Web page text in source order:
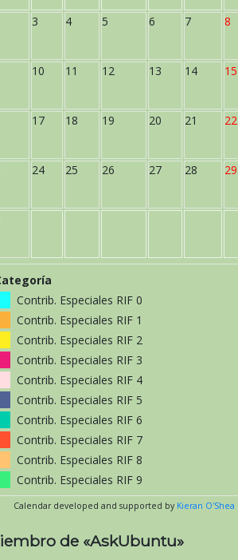
3 4 5 6 7 8
10 11 12 13 14 15
17 18 19 20 21 22
24 25 26 27 28 29
Contrib. Especiales RIF 0
Contrib. Especiales RIF 1
Contrib. Especiales RIF 2
Contrib. Especiales RIF 3
Contrib. Especiales RIF 4
Contrib. Especiales RIF 5
Contrib. Especiales RIF 6
Contrib. Especiales RIF 7
Contrib. Especiales RIF 8
Contrib. Especiales RIF 9
Calendar developed and supported by Kieran O'Shea
de «AskUbuntu»